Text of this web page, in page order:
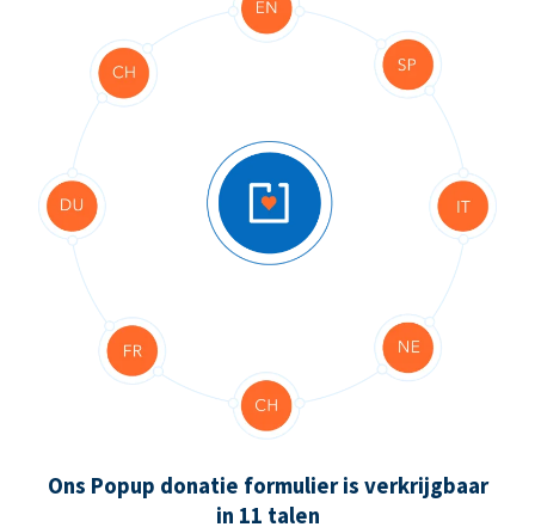
Ons Popup donatie formulier is verkrijgbaar
in 11 talen